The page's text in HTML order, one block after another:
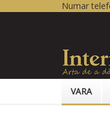
Numar
VARA